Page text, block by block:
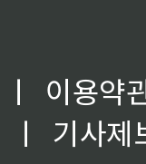
ㅣ
이용약
ㅣ
기사제